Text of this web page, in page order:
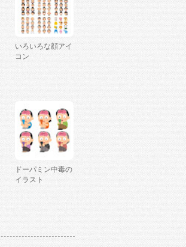
いろいろな顔アイ
コン
ドーパミン中毒の
イラスト